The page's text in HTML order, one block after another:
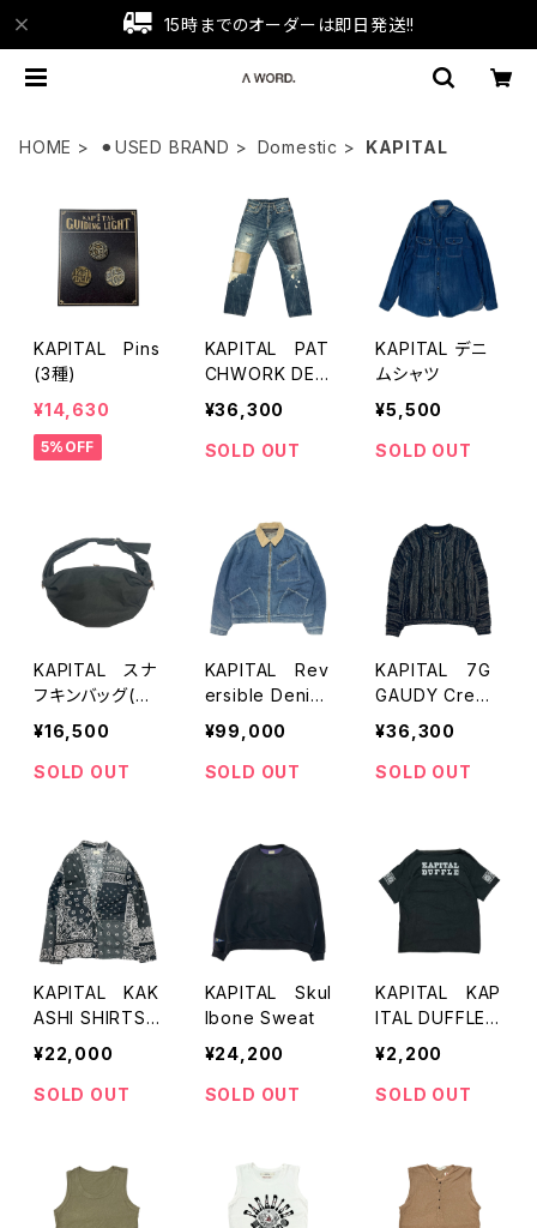
15時までのオーダーは即日発送!!
HOME ⚫︎USED BRAND Domestic KAPITAL
KAPITAL Pins
(3種)
¥14,630
5%OFF
KAPITAL PAT
CHWORK DEN
IM PANTS
¥36,300
SOLD OUT
KAPITAL デニ
ムシャツ
¥5,500
SOLD OUT
KAPITAL スナ
フキンバッグ(ブ
ラック）
¥16,500
SOLD OUT
KAPITAL Rev
ersible Denim
Jacket
¥99,000
SOLD OUT
KAPITAL 7G
GAUDY Crew
Knit Sweater
¥36,300
SOLD OUT
KAPITAL KAK
ASHI SHIRTS
(BANDANA)
¥22,000
SOLD OUT
KAPITAL Skul
lbone Sweat
¥24,200
SOLD OUT
KAPITAL KAP
ITAL DUFFLEプ
リントTシャツ
¥2,200
SOLD OUT